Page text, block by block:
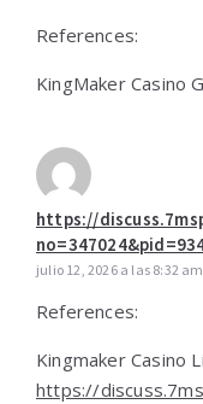
References:
KingMaker Casino
https://
julio 12, 2026 a las 8:32 am
References:
Kingmaker Casino
https://